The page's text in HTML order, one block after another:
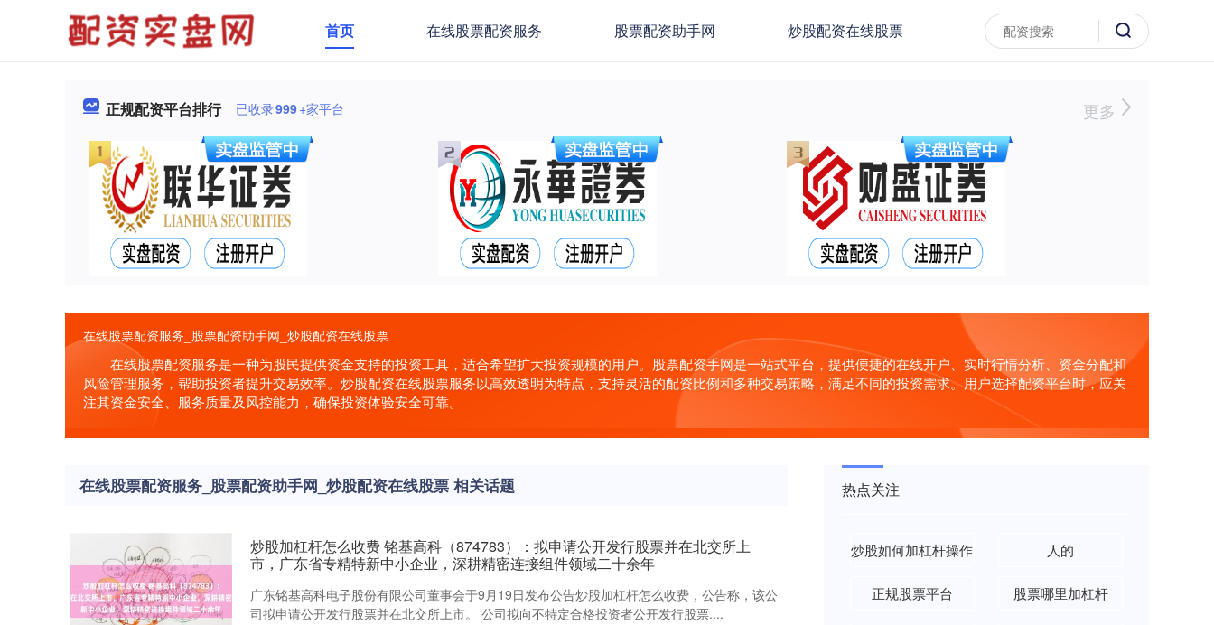
首页 在线股票配资服务 股票配资助手网 炒股配资在线股票
正规配资平台排行 已收录999+家平台 更多
在线股票配资服务_股票配资助手网_炒股配资在线股票
在线股票配资服务是一种为股民提供资金支持的投资工具，适合希望扩大投资规模的用户。股票配资手网是一站式平台，提供便捷的在线开户、实时行情分析、资金分配和
风险管理服务，帮助投资者提升交易效率。炒股配资在线股票服务以高效透明为特点，支持灵活的配资比例和多种交易策略，满足不同的投资需求。用户选择配资平台时，应关
注其资金安全、服务质量及风控能力，确保投资体验安全可靠。
在线股票配资服务_股票配资助手网_炒股配资在线股票 相关话题
炒股加杠杆怎么收费 铭基高科（874783）：拟申请公开发行股票并在北交所上
市，广东省专精特新中小企业，深耕精密连接组件领域二十余年
广东铭基高科电子股份有限公司董事会于9月19日发布公告炒股加杠杆怎么收费，公告称，该公
司拟申请公开发行股票并在北交所上市。 公司拟向不特定合格投资者公开发行股票....
热点关注
炒股如何加杠杆操作 人的
正规股票平台 股票哪里加杠杆